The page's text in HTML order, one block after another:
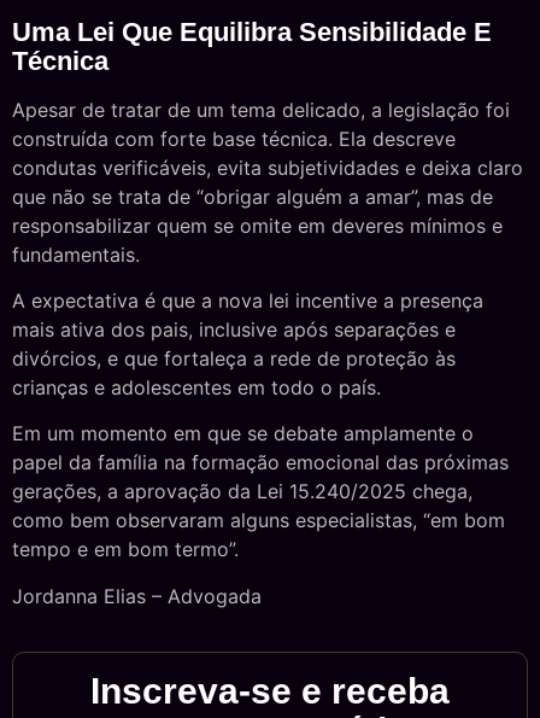
Uma Lei Que Equilibra Sensibilidade E
Técnica
Apesar de tratar de um tema delicado, a legislação foi
construída com forte base técnica. Ela descreve
condutas verificáveis, evita subjetividades e deixa claro
que não se trata de “obrigar alguém a amar”, mas de
responsabilizar quem se omite em deveres mínimos e
fundamentais.
A expectativa é que a nova lei incentive a presença
mais ativa dos pais, inclusive após separações e
divórcios, e que fortaleça a rede de proteção às
crianças e adolescentes em todo o país.
Em um momento em que se debate amplamente o
papel da família na formação emocional das próximas
gerações, a aprovação da Lei 15.240/2025 chega,
como bem observaram alguns especialistas, “em bom
tempo e em bom termo”.
Jordanna Elias – Advogada
Inscreva-se e receba